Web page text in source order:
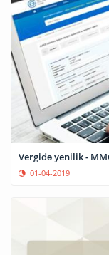
Vergidə yenilik -
01-04-2019